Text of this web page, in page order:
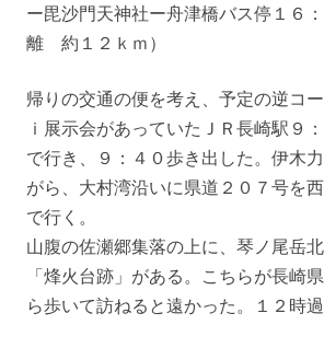
ー毘沙門天神社ー舟津橋バス停１６
離 約１２ｋｍ）
帰りの交通の便を考え、予定の逆コ
ｉ展示会があっていたＪＲ長崎駅９
で行き、９：４０歩き出した。伊木
がら、大村湾沿いに県道２０７号を
で行く。
山腹の佐瀬郷集落の上に、琴ノ尾岳
「烽火台跡」がある。こちらが長崎
ら歩いて訪ねると遠かった。１２時過